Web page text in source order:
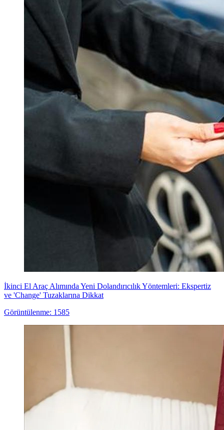
İkinci El Araç Alımında Yeni Dolandırıcılık Yöntemleri: Ekspertiz
ve 'Change' Tuzaklarına Dikkat
Görüntülenme: 1585